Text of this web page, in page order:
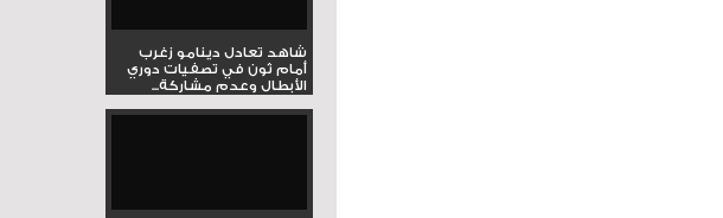
شاهد تعادل دينامو زغرب
أمام ثون في تصفيات دوري
الأبطال وعدم مشاركة...